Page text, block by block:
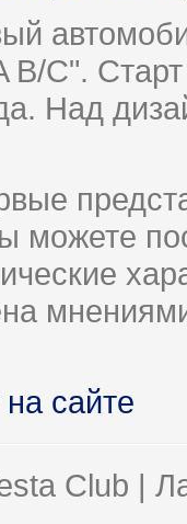
C".
Над
можете
сайте
Club |